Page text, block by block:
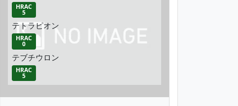
HRAC
5
テトラピオン
HRAC
0
テブチウロン
HRAC
5